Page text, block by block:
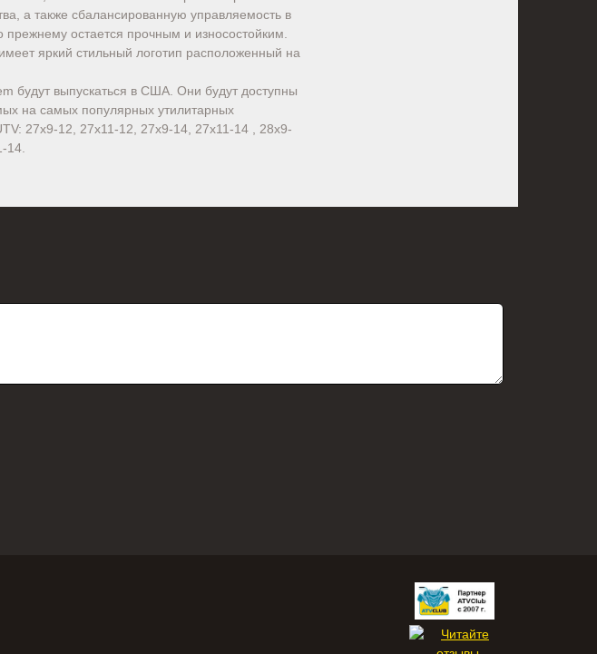
а также сбалансированную управляемость в
остается прочным и износостойким.
яркий стильный логотип расположенный на
будут выпускаться в США. Они будут доступны
на самых популярных утилитарных
27x9-12, 27x11-12, 27x9-14, 27x11-14 , 28x9-
14.